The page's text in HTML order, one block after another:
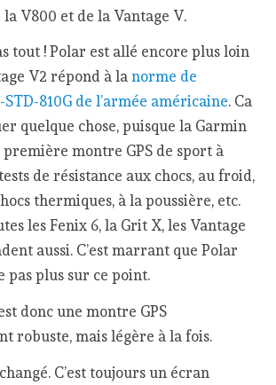
la V800 et de la Vantage V.
tout ! Polar est allé encore plus loin
V2 répond à lanorme de
810G de l’armée américaine. Ca
quelque chose, puisque la Garmin
montre GPS de sport à
de résistance aux chocs, au froid,
thermiques, à la poussière, etc.
les Fenix 6, la Grit X, les Vantage
aussi. C’est marrant que Polar
pas plus sur ce point.
donc une montre GPS
robuste, mais légère à la fois.
C’est toujours un écran